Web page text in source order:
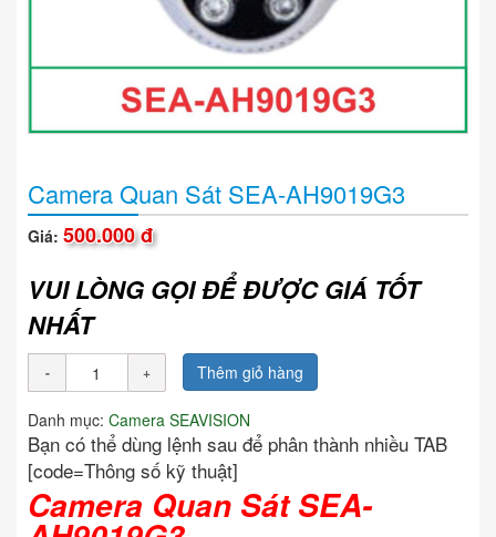
Camera Quan Sát SEA-AH9019G3
Giá: 500.000 đ
VUI LÒNG GỌI ĐỂ ĐƯỢC GIÁ TỐT
NHẤT
Thêm giỏ hàng
Danh mục: Camera SEAVISION
Bạn có thể dùng lệnh sau để phân thành nhiều TAB
[code=Thông số kỹ thuật]
Camera Quan Sát SEA-